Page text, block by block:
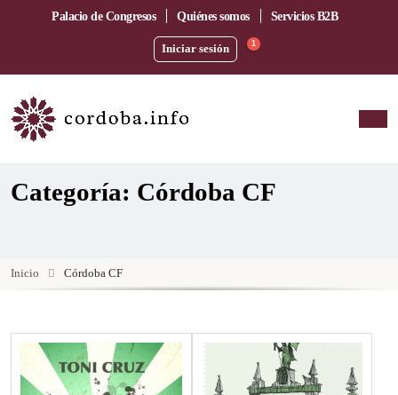
Palacio de Congresos Quiénes somos Servicios B2B
Iniciar sesión 1
Categoría: Córdoba CF
Inicio Córdoba CF